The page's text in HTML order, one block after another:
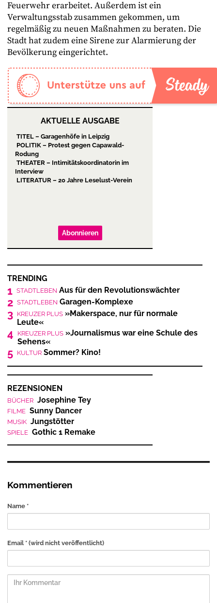
Feuerwehr erarbeitet. Außerdem ist ein
Verwaltungsstab zusammen gekommen, um
regelmäßig zu neuen Maßnahmen zu beraten. Die
Stadt hat zudem eine Sirene zur Alarmierung der
Bevölkerung eingerichtet.
AKTUELLE AUSGABE
TITEL – Garagenhöfe in Leipzig
POLITIK – Protest gegen Capawald-
Rodung
THEATER – Intimitätskoordinatorin im
Interview
LITERATUR – 20 Jahre Leselust-Verein
Abonnieren
TRENDING
1 STADTLEBEN Aus für den Revolutionswächter
2 STADTLEBEN Garagen-Komplexe
3 KREUZER PLUS »Makerspace, nur für normale
Leute«
4 KREUZER PLUS »Journalismus war eine Schule des
Sehens«
5 KULTUR Sommer? Kino!
REZENSIONEN
BÜCHER Josephine Tey
FILME Sunny Dancer
MUSIK Jungstötter
SPIELE Gothic 1 Remake
Kommentieren
Name *
Email * (wird nicht veröffentlicht)